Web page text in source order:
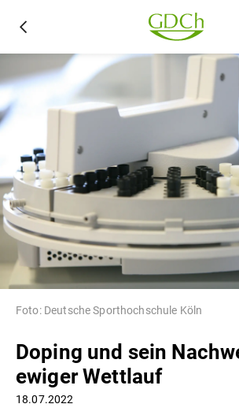
Foto: Deutsche Sporthochschule Köln
Doping und sein
ewiger Wettlauf
18.07.2022